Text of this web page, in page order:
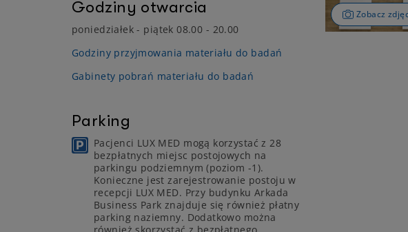
Godziny otwarcia
poniedziałek - piątek 08.00 - 20.00
Godziny przyjmowania materiału do badań
Gabinety pobrań materiału do badań
Parking
Pacjenci LUX MED mogą korzystać z 28
bezpłatnych miejsc postojowych na
parkingu podziemnym (poziom -1).
Konieczne jest zarejestrowanie postoju w
recepcji LUX MED. Przy budynku Arkada
Business Park znajduje się również płatny
parking naziemny. Dodatkowo można
Zobacz